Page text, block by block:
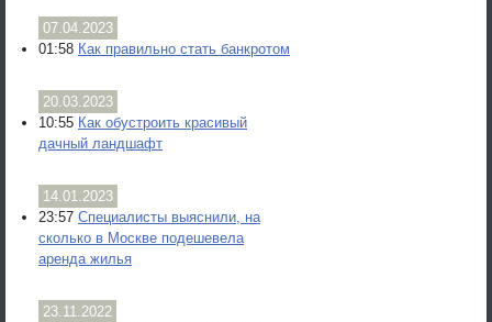
07.04.2023
01:58 Как правильно стать банкротом
20.03.2023
10:55 Как обустроить красивый
дачный ландшафт
14.01.2023
23:57 Специалисты выяснили, на
сколько в Москве подешевела
аренда жилья
23.11.2022